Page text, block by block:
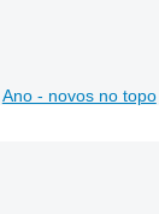
Ano - novos no topo